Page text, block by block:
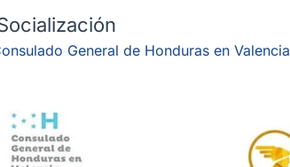
General de Honduras en Valencia